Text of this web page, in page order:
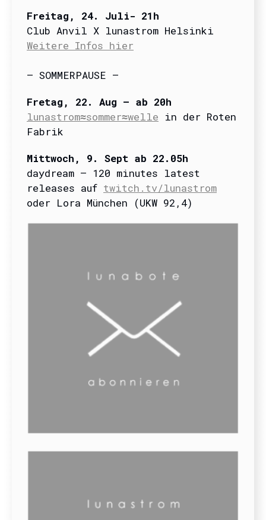
Freitag , 24. Juli- 21h
Club Anvil X lunastrom Helsinki
Weitere Infos hier
– SOMMERPAUSE –
Fretag, 22. Aug – ab 20h
lunastrom≈sommer≈welle in der Roten
Fabrik
Mittwoch, 9. Sept ab 22.05h
daydream – 120 minutes latest
releases auf twitch.tv/lunastrom
oder Lora München (UKW 92,4)